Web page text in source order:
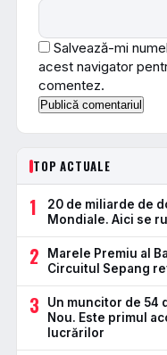
Salvează-mi
acest navigator
comentez.
TOP ACTUALE
1
20 de miliarde de
Mondiale. Aici se
2
Marele Premiu al
Circuitul Sepang
3
Un muncitor de 54
Nou. Este primul
lucrărilor